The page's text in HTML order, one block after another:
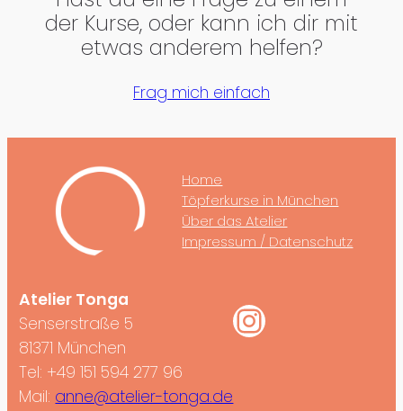
der Kurse, oder kann ich dir mit
etwas anderem helfen?
Frag mich einfach
Home
Töpferkurse in München
Über das Atelier
Impressum / Datenschutz
Atelier Tonga
Senserstraße 5
81371 München
Tel: +49 151 594 277 96
Mail: anne@atelier-tonga.de
Instagram